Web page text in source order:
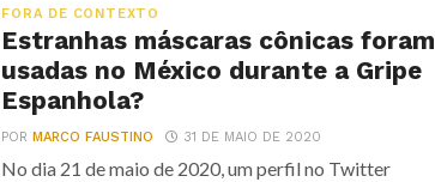
FORA DE CONTEXTO
Estranhas máscaras cônicas foram
usadas no México durante a Gripe
Espanhola?
PORMARCO FAUSTINO 31 DE MAIO DE 2020
No dia 21 de maio de 2020, um perfil no Twitter